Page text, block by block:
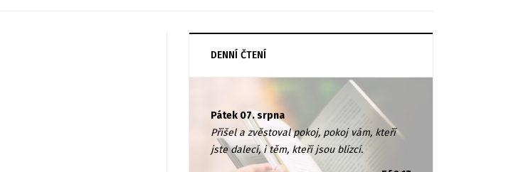
DENNÍ ČTENÍ
Pátek 07. srpna
Přišel a zvěstoval pokoj, pokoj vám, kteří
jste dalecí, i těm, kteří jsou blízcí.